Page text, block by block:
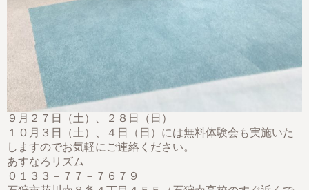
９月２７日（土）、２８日（日）
１０月３日（土）、４日（日）には無料体験会も実施いた
しますのでお気軽にご連絡ください。
あすなろリズム
０１３３－７７－７６７９